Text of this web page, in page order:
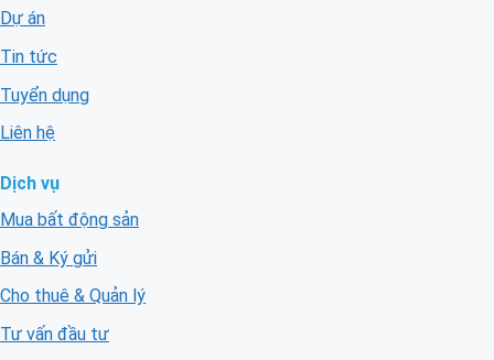
Dự án
Tin tức
Tuyển dụng
Liên hệ
Dịch vụ
Mua bất động sản
Bán & Ký gửi
Cho thuê & Quản lý
Tư vấn đầu tư